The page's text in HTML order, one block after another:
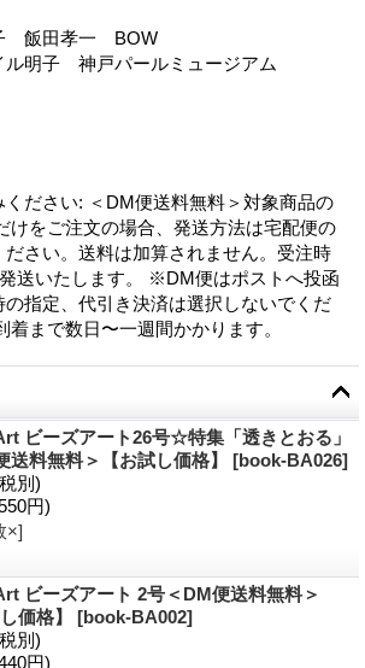
飯田孝一 BOW
明子 神戸パールミュージアム
ください: ＜DM便送料無料＞対象商品の
けをご注文の場合、発送方法は宅配便の
ださい。送料は加算されません。受注時
送いたします。 ※DM便はポストへ投函
の指定、代引き決済は選択しないでくだ
まで数日〜一週間かかります。
ビーズアート26号☆特集「透きとおる」
送料無料＞【お試し価格】 [book-BA026]
別)
円)
×]
ビーズアート 2号＜DM便送料無料＞
価格】 [book-BA002]
別)
円)